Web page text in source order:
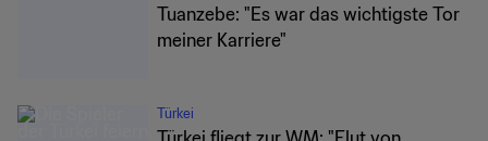
Tuanzebe: "Es war das wichtigste Tor
meiner Karriere"
Türkei